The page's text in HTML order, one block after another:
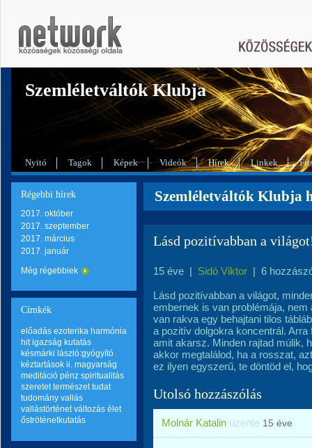
Szemléletváltók Klubja
Nyitó Tagok Képek Videók Hírek Linkek
Régebbi hírek
2017. október
2017. szeptember
2017. március
2017. január
Még régebbiek
Címkék
előadás ezoterika harmónia
hit igazság kutatás
késmárki lászló:gyógyító
kéztartások ii. magyarság
meditáció pénz spiritualitás
szeretet természet tudat
tudomány vallás
vallástörténet változás élet
őströténetkutatás
Szemléletváltók Klubja
Lásd pozitívabban a
15 éve | Sidó Viktor | 6
Lásd pozitívabban a világot,
embernek is van problémája,
van rakva egy behajtani tilos
a pozitív dolgokra koncentrál.
amit akarsz. Minden rajtad múlik,
akkor megtalálod, ha a rosszat,
ez ilyen egyszerű, te döntöd el,
Utolsó hozzászólás
Molnár Katalin üzente 15 éve